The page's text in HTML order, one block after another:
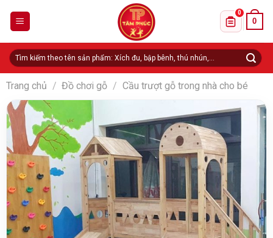
0
Danh sách
0
Tìm
kiếm:
Trang chủ / Đồ chơi gỗ / Cầu trượt gỗ trong nhà cho bé